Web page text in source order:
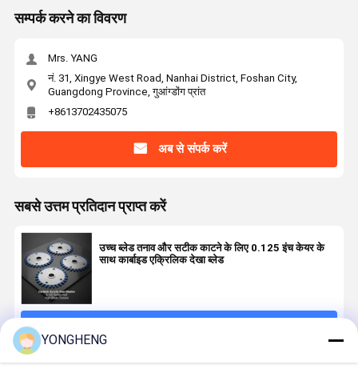
सम्पर्क करने का विवरण
Mrs. YANG
नं. 31, Xingye West Road, Nanhai District, Foshan City,
Guangdong Province, गुआंग्डोंग प्रांत
+8613702435075
अब से संपर्क करें
सबसे उत्तम प्रतिदान प्राप्त करें
उच्च ब्लेड तनाव और सटीक काटने के लिए 0.125 इंच केयर के
साथ कार्बाइड एक्रिलिक देखा ब्लेड
YONGHENG